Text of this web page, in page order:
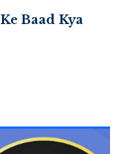
Ke Baad Kya